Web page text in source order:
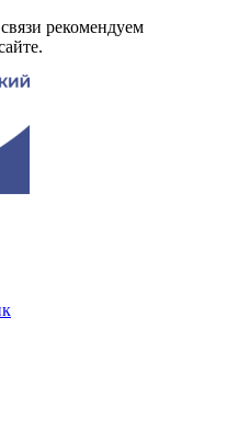
рекомендуем